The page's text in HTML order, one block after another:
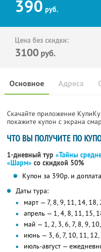
390 руб.
Цена без скидки:
3100 руб.
Основное Адреса
Скачайте приложение
покажите купон с экрана
ЧТО ВЫ ПОЛУЧИТЕ ПО
1-дневный тур «Тайны
«Шарм» со скидкой 50%
Купон за 390р. и
Даты тура:
март — 7, 8, 9, 11, 14, 18,
апрель — 1, 4, 8, 11, 15,
май — 1, 2, 3, 6, 7, 8, 9,
июнь — 3, 6, 7, 10, 11,
июль-август —